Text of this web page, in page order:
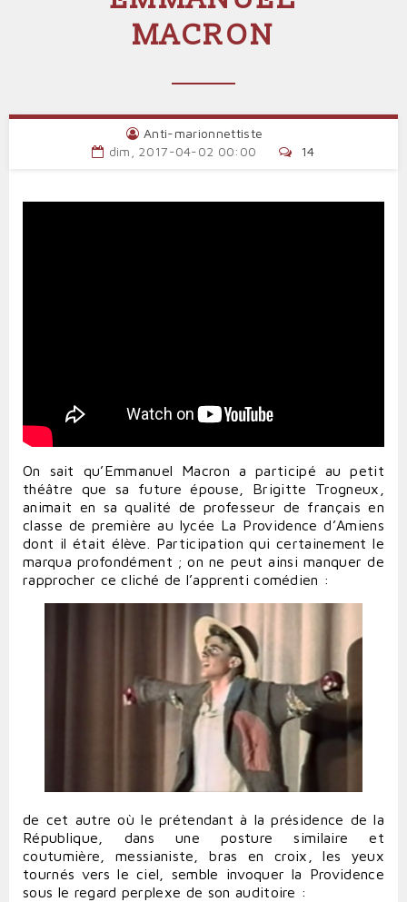
MACRON
Anti-marionnettiste
dim, 2017-04-02 00:00
14
On sait qu’Emmanuel Macron a participé au petit
théâtre que sa future épouse, Brigitte Trogneux,
animait en sa qualité de professeur de français en
classe de première au lycée La Providence d’Amiens
dont il était élève. Participation qui certainement le
marqua profondément ; on ne peut ainsi manquer de
rapprocher ce cliché de l’apprenti comédien :
de cet autre où le prétendant à la présidence de la
République, dans une posture similaire et
coutumière, messianiste, bras en croix, les yeux
tournés vers le ciel, semble invoquer la Providence
sous le regard perplexe de son auditoire :